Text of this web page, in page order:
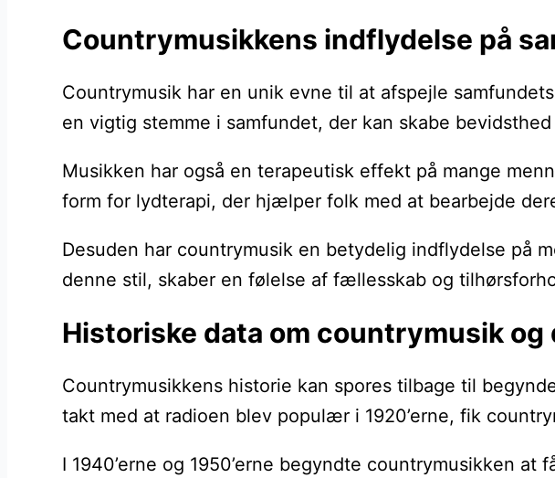
Countrymusikkens indflydelse på
Countrymusik har en unik evne til at afspejle
en vigtig stemme i samfundet, der kan skabe
Musikken har også en terapeutisk effekt på mange
form for lydterapi, der hjælper folk med at bearbejde
Desuden har countrymusik en betydelig indflydelse på
denne stil, skaber en følelse af fællesskab og
Historiske data om countrymusik
Countrymusikkens historie kan spores tilbage til
takt med at radioen blev populær i 1920’erne, fik
I 1940’erne og 1950’erne begyndte countrymusikken